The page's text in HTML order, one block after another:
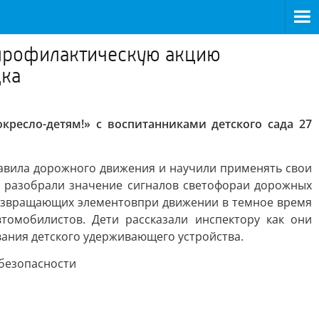
акцию
детям!» с воспитанниками детского сада 27
дорожного движения и научили применять свои
значение сигналов светофораи дорожных
элементовпри движении в темное время
Дети рассказали инспектору как они
детского удерживающего устройства.